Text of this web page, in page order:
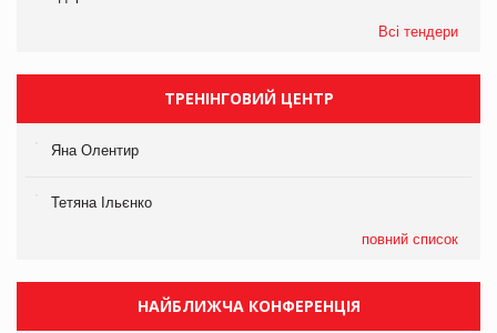
Всі тендери
ТРЕНІНГОВИЙ ЦЕНТР
Яна Олентир
Тетяна Ільєнко
повний список
НАЙБЛИЖЧА КОНФЕРЕНЦІЯ